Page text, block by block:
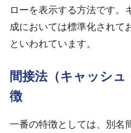
ローを表示する方法です。
成においては標準化されて
といわれています。
間接法（キャッシ
徴
一番の特徴としては、別名